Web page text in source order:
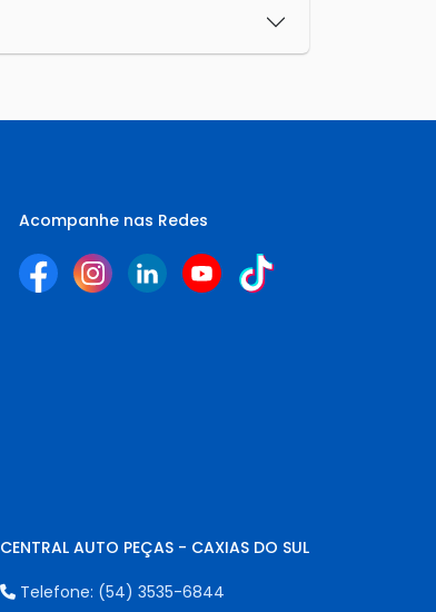
Acompanhe nas Redes
CENTRAL AUTO PEÇAS - CAXIAS DO SUL
Telefone: (54) 3535-6844